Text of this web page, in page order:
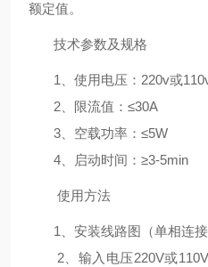
额定值。
技术参数及规格
1、使用电压：220v或
2、限流值：≤30A
3、空载功率：≤5W
4、启动时间：≥3-5min
使用方法
1、安装线路图（单相连接
2、输入电压220V或110V